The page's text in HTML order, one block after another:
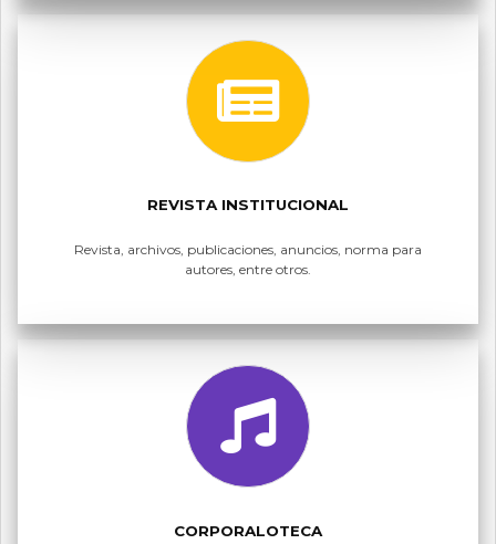
REVISTA INSTITUCIONAL
Revista, archivos, publicaciones, anuncios, norma para
autores, entre otros.
CORPORALOTECA